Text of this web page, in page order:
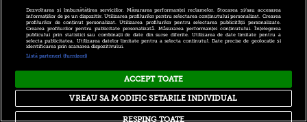
Jeff Bezos,
fondatorul
Amazon, a devenit
cea mai bogată
persoană din
Dezvoltarea și îmbunătățirea serviciilor. Măsurarea performanței reclamelor. Stocarea și/sau accesarea
informațiilor de pe un dispozitiv. Utilizarea profilurilor pentru selectarea conținutului personalizat. Crearea
profilurilor de conținut personalizat. Utilizarea profilurilor pentru selectarea publicității personalizate.
Crearea profilurilor pentru publicitate personalizată. Măsurarea performanței conținutului. Înțelegerea
publicului prin statistici sau combinații de date din surse diferite. Utilizarea de date limitate pentru a
selecta publicitatea. Utilizarea datelor limitate pentru a selecta conținutul. Date precise de geolocație și
identificarea prin scanarea dispozitivului.
Listă parteneri (furnizori)
ACCEPT TOATE
RESPING TOATE
VREAU SA MODIFIC SETARILE INDIVIDUAL